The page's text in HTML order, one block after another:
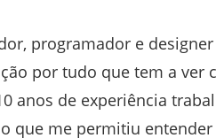
programador e
por tudo que tem a ver
anos de experiência
que me permitiu